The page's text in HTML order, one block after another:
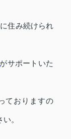
住み続けられ
がサポートいた
ておりますの
い。